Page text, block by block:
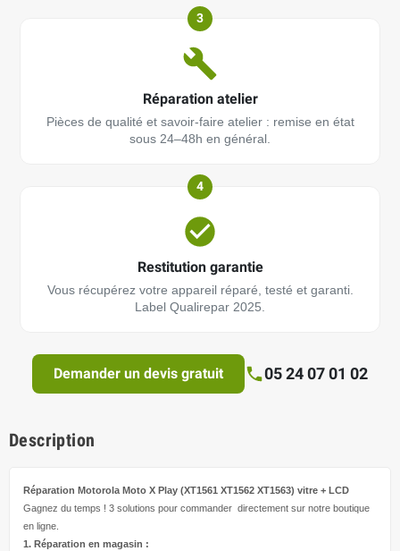
3
Réparation atelier
Pièces de qualité et savoir-faire atelier : remise en état
sous 24–48h en général.
4
Restitution garantie
Vous récupérez votre appareil réparé, testé et garanti.
Label Qualirepar 2025.
Demander un devis gratuit 05 24 07 01 02
Description
Réparation Motorola Moto X Play (XT1561 XT1562 XT1563) vitre + LCD
Gagnez du temps ! 3 solutions pour commander directement sur notre boutique
en ligne.
1. Réparation en magasin :